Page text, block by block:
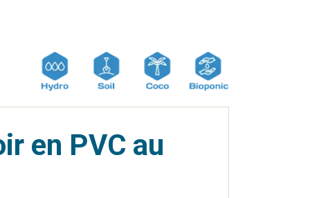
en PVC au